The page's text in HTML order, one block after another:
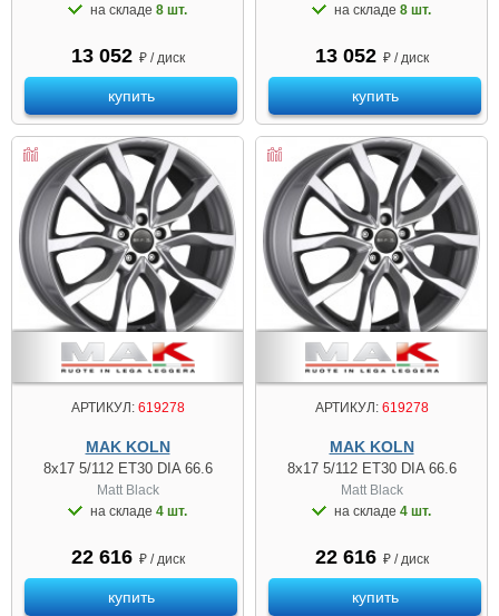
на складе 8 шт.
13 052 ₽ / диск
купить
на складе 8 шт.
13 052 ₽ / диск
купить
АРТИКУЛ:619278
MAK KOLN
8x17 5/112 ET30 DIA 66.6
Matt Black
на складе 4 шт.
22 616 ₽ / диск
купить
АРТИКУЛ:619278
MAK KOLN
8x17 5/112 ET30 DIA 66.6
Matt Black
на складе 4 шт.
22 616 ₽ / диск
купить